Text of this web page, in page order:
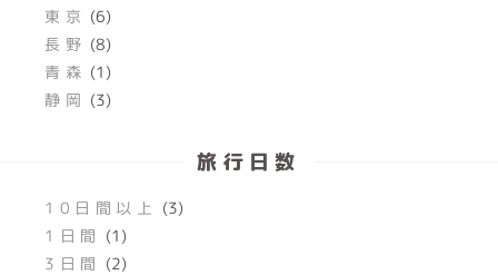
東京 (6)
長野 (8)
青森 (1)
静岡 (3)
旅行日数
10日間以上 (3)
1日間 (1)
3日間 (2)